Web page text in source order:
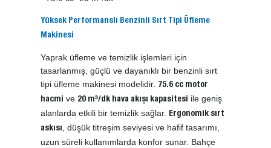
Yüksek Performanslı Benzinli Sırt Tipi Üfleme
Makinesi
Yaprak üfleme ve temizlik işlemleri için
tasarlanmış, güçlü ve dayanıklı bir benzinli sırt
tipi üfleme makinesi modelidir. 75.6 cc motor
hacmi ve 20 m³/dk hava akışı kapasitesi ile geniş
alanlarda etkili bir temizlik sağlar. Ergonomik sırt
askısı, düşük titreşim seviyesi ve hafif tasarımı,
uzun süreli kullanımlarda konfor sunar. Bahçe